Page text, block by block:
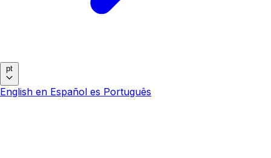
pt
English en Español es Português